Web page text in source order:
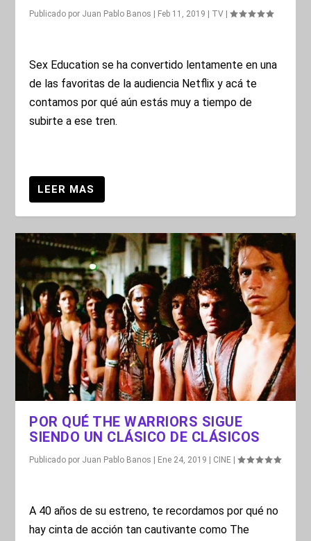
Publicado por Juan Pablo Banos | Feb 11, 2019 | TV |
Sex Education se ha convertido lentamente en una
de las favoritas de la audiencia Netflix y acá te
contamos por qué aún estás muy a tiempo de
subirte a ese tren.
POR QUÉ THE WARRIORS SIGUE
SIENDO UN CLÁSICO DE CLÁSICOS
Publicado por Juan Pablo Banos | Ene 24, 2019 | CINE |
A 40 años de su estreno, te recordamos por qué no
hay cinta de acción tan cautivante como The